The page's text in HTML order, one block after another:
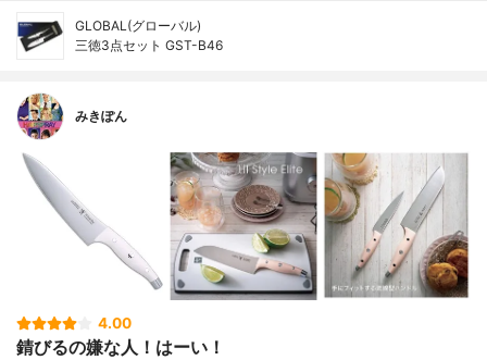
GLOBAL(グローバル)
三徳3点セット GST-B46
みきぽん
4.00
錆びるの嫌な人！はーい！